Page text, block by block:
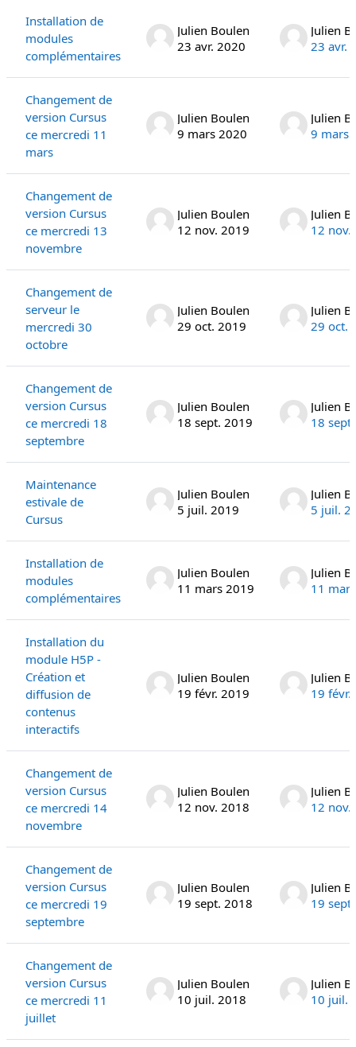
Installation de
modules
complémentaires
Julien Boulen
23 avr. 2020
Julien
23 avr.
Changement de
version Cursus
ce mercredi 11
mars
Julien Boulen
9 mars 2020
Julien
9 mars
Changement de
version Cursus
ce mercredi 13
novembre
Julien Boulen
12 nov. 2019
Julien
12 nov.
Changement de
serveur le
mercredi 30
octobre
Julien Boulen
29 oct. 2019
Julien
29 oct.
Changement de
version Cursus
ce mercredi 18
septembre
Julien Boulen
18 sept. 2019
Julien
18
Maintenance
estivale de
Cursus
Julien Boulen
5 juil. 2019
Julien
5 juil.
Installation de
modules
complémentaires
Julien Boulen
11 mars 2019
Julien
11
Installation du
module H5P -
Création et
diffusion de
contenus
interactifs
Julien Boulen
19 févr. 2019
Julien
19 févr.
Changement de
version Cursus
ce mercredi 14
novembre
Julien Boulen
12 nov. 2018
Julien
12 nov.
Changement de
version Cursus
ce mercredi 19
septembre
Julien Boulen
19 sept. 2018
Julien
19
Changement de
version Cursus
ce mercredi 11
juillet
Julien Boulen
10 juil. 2018
Julien
10 juil.